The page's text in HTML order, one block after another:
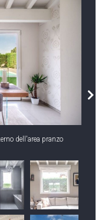
dell'area pranzo